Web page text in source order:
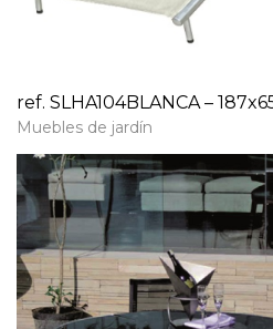
ref. SLHA104BLANCA –
Muebles de jardín